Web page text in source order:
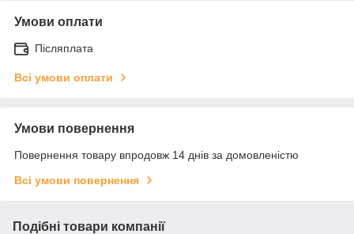
Умови оплати
Післяплата
Всі умови оплати
Умови повернення
Повернення товару впродовж 14 днів за домовленістю
Всі умови повернення
Подібні товари компанії